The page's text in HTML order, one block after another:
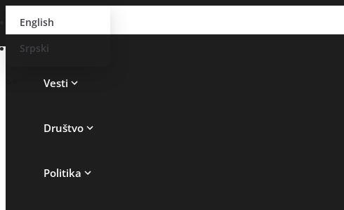
English
Srpski
Vesti
Društvo
Politika